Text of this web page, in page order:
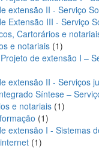
extensão II - Serviço
Extensão III - Serviço
Cartorários e
e notariais 11
produto
de extensão I –
extensão II - Serviços
Síntese –
e notariais 11
11
produto
extensão I - Sistemas
11